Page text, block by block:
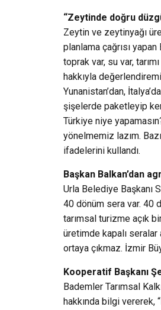
“Zeytinde doğru
Zeytin ve zeytinyağı
planlama çağrısı
toprak var, su var,
hakkıyla
Yunanistan’dan,
şişelerde paketleyip
Türkiye niye
yönelmemiz lazım.
ifadelerini kullandı.
Başkan Balkan’dan
Urla Belediye Başkanı
40 dönüm sera var. 40
tarımsal turizme açık
üretimde kapalı seralar
ortaya çıkmaz. İzmir
Kooperatif Başkanı
Bademler Tarımsal
hakkında bilgi vererek,